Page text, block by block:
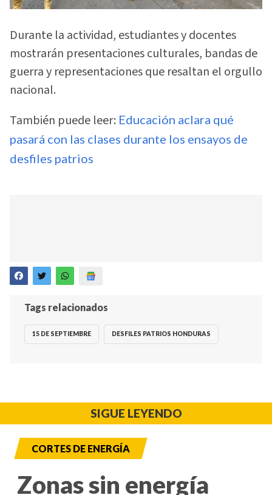
Durante la actividad, estudiantes y docentes
mostrarán presentaciones culturales, bandas de
guerra y representaciones que resaltan el orgullo
nacional.
También puede leer: Educación aclara qué
pasará con las clases durante los ensayos de
desfiles patrios
Tags relacionados
15 DE SEPTIEMBRE DESFILES PATRIOS HONDURAS
SIGUE LEYENDO
CORTES DE ENERGÍA
Zonas sin energía